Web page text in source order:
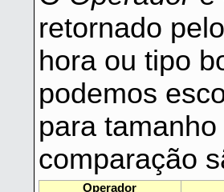
retornado
hora ou tipo
podemos
para
comparação
Operador